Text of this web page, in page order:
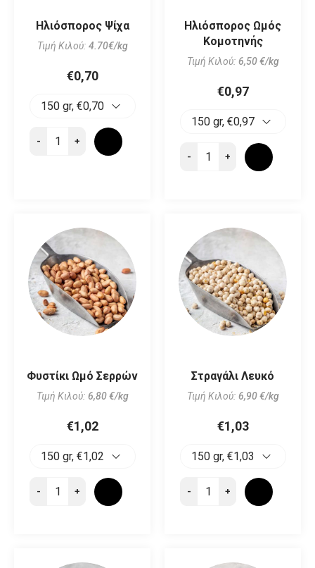
Ηλιόσπορος Ψίχα
Τιμή Κιλού: 4.70€/kg
€0,70
+
-
Ηλιόσπορος Ωμός
Κομοτηνής
Τιμή Κιλού: 6,50 €/kg
€0,97
+
-
Φυστίκι Ωμό Σερρών
Τιμή Κιλού: 6,80 €/kg
€1,02
+
-
Στραγάλι Λευκό
Τιμή Κιλού: 6,90 €/kg
€1,03
+
-